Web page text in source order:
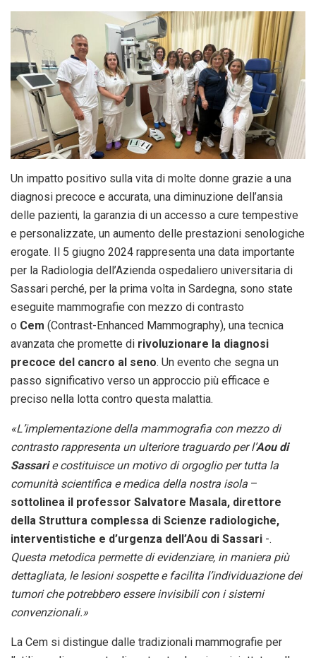
Un impatto positivo sulla vita di molte donne grazie a una
diagnosi precoce e accurata, una diminuzione dell’ansia
delle pazienti, la garanzia di un accesso a cure tempestive
e personalizzate, un aumento delle prestazioni senologiche
erogate. Il 5 giugno 2024 rappresenta una data importante
per la Radiologia dell’Azienda ospedaliero universitaria di
Sassari perché, per la prima volta in Sardegna, sono state
eseguite mammografie con mezzo di contrasto
o Cem (Contrast-Enhanced Mammography), una tecnica
avanzata che promette di rivoluzionare la diagnosi
precoce del cancro al seno. Un evento che segna un
passo significativo verso un approccio più efficace e
preciso nella lotta contro questa malattia.
«L’implementazione della mammografia con mezzo di
contrasto rappresenta un ulteriore traguardo per l’Aou di
Sassarie costituisce un motivo di orgoglio per tutta la
comunità scientifica e medica della nostra isola –
sottolinea il professor Salvatore Masala, direttore
della Struttura complessa di Scienze radiologiche,
interventistiche e d’urgenza dell’Aou di Sassari -.
Questa metodica permette di evidenziare, in maniera più
dettagliata, le lesioni sospette e facilita l’individuazione dei
tumori che potrebbero essere invisibili con i sistemi
convenzionali.»
La Cem si distingue dalle tradizionali mammografie per